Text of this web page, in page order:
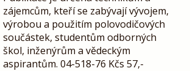
zájemcům, kteří se zabývají vývojem,
výrobou a použitím polovodičových
součástek, studentům odborných
škol, inženýrům a vědeckým
aspirantům. 04-518-76 Kčs 57,-